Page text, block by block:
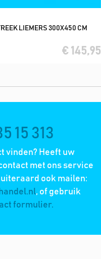
In winkelwagen
LIEMERS 300X450 CM
€ 145,95
15 313
vinden? Heeft uw
met ons service
uiteraard ook mailen:
, of gebruik
formulier.